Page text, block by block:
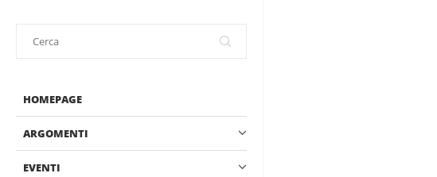
HOMEPAGE
ARGOMENTI
EVENTI